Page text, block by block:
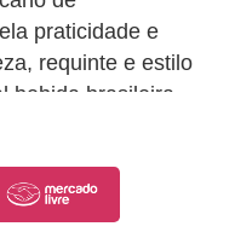
praticidade e
requinte e estilo
bebida brasileira.